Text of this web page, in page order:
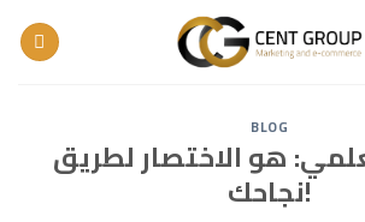
content
BLOG
نجاحك!